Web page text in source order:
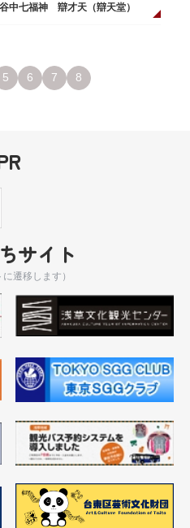
谷中七福神 辯才天（辯天堂）
5 6 7 8
サイト
に遷移します）